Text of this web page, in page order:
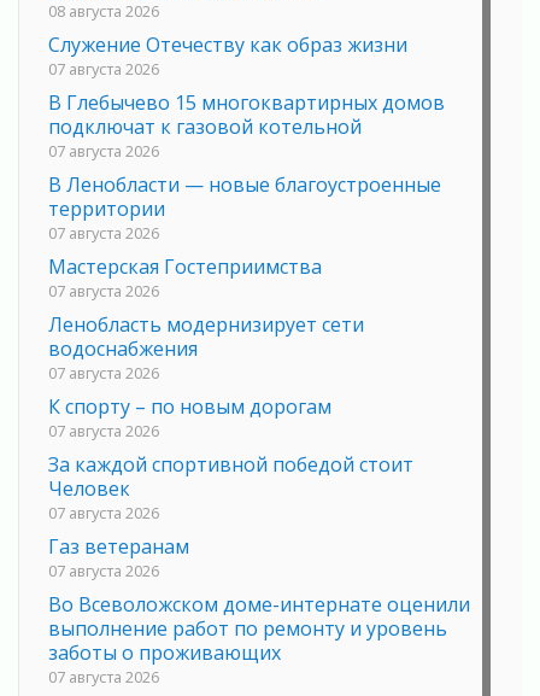
08 августа 2026
Служение Отечеству как образ жизни
07 августа 2026
В Глебычево 15 многоквартирных домов
подключат к газовой котельной
07 августа 2026
В Ленобласти — новые благоустроенные
территории
07 августа 2026
Мастерская Гостеприимства
07 августа 2026
Ленобласть модернизирует сети
водоснабжения
07 августа 2026
К спорту – по новым дорогам
07 августа 2026
За каждой спортивной победой стоит
Человек
07 августа 2026
Газ ветеранам
07 августа 2026
Во Всеволожском доме-интернате оценили
выполнение работ по ремонту и уровень
заботы о проживающих
07 августа 2026